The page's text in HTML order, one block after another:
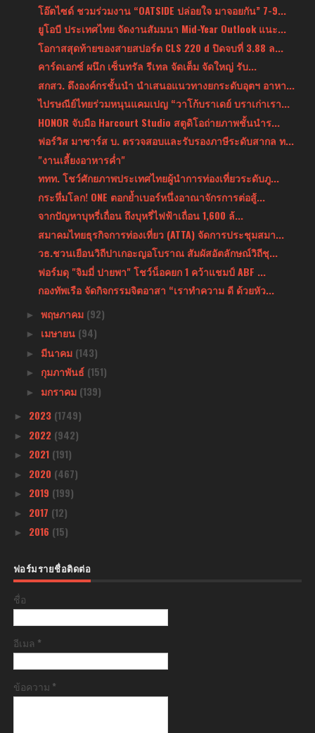
โอ๊ตไซด์ ชวมร่วมงาน “OATSIDE ปล่อยใจ มาจอยกัน” 7-9...
ยูโอบี ประเทศไทย จัดงานสัมมนา Mid-Year Outlook แนะ...
โอกาสสุดท้ายของสายสปอร์ต CLS 220 d ปิดจบที่ 3.88 ล...
คาร์ดเอกซ์ ผนึก เซ็นทรัล รีเทล จัดเต็ม จัดใหญ่ รับ...
สกสว. ดึงองค์กรชั้นนำ นำเสนอแนวทางยกระดับอุตฯ อาหา...
ไปรษณีย์ไทยร่วมหนุนแคมเปญ “วาโก้บราเดย์ บราเก่าเรา...
HONOR จับมือ Harcourt Studio สตูดิโอถ่ายภาพชั้นนำร...
ฟอร์วิส มาซาร์ส บ. ตรวจสอบและรับรองภาษีระดับสากล ท...
"งานเลี้ยงอาหารค่ำ"
ททท. โชว์ศักยภาพประเทศไทยผู้นำการท่องเที่ยวระดับภู...
กระหึ่มโลก! ONE ตอกย้ำเบอร์หนึ่งอาณาจักรการต่อสู้...
จากปัญหาบุหรี่เถื่อน ถึงบุหรี่ไฟฟ้าเถื่อน 1,600 ล้...
สมาคมไทยธุรกิจการท่องเที่ยว (ATTA) จัดการประชุมสมา...
วธ.ชวนเยือนวิถีปาเกอะญอโบราณ สัมผัสอัตลักษณ์วิถีชุ...
ฟอร์มดุ "จิมมี่ ปายพา" โชว์น็อคยก 1 คว้าแชมป์ ABF ...
กองทัพเรือ จัดกิจกรรมจิตอาสา “เราทำความ ดี ด้วยหัว...
► พฤษภาคม (92)
► เมษายน (94)
► มีนาคม (143)
► กุมภาพันธ์ (151)
► มกราคม (139)
► 2023 (1749)
► 2022 (942)
► 2021 (191)
► 2020 (467)
► 2019 (199)
► 2017 (12)
► 2016 (15)
ฟอร์มรายชื่อติดต่อ
ชื่อ
อีเมล *
ข้อความ *